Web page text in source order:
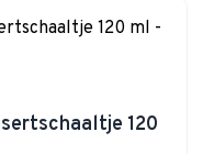
120